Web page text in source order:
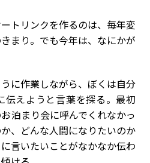
トリンクを作るのは、毎年変
まり。でも今年は、なにかが
に作業しながら、ぼくは自分
伝えようと言葉を探る。最初
泊まり会に呼んでくれなかっ
、どんな人間になりたいのか
言いたいことがなかなか伝わ